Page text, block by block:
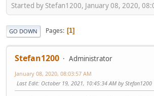
Started by Stefan1200, January 08, 2020,
GO DOWN Pages 1
Stefan1200 Administrator
January 08, 2020, 08:03:57 AM
Last Edit: October 19, 2021, 10:45:34 AM by Stefan1200